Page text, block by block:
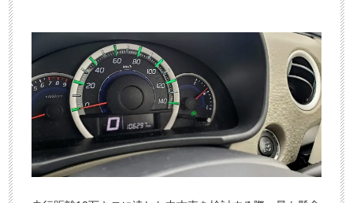
今
料
申
気
軽
に
ご
相
談